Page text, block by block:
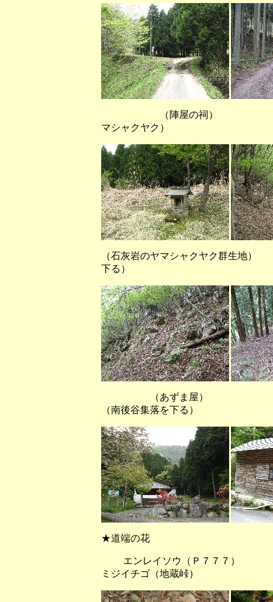
（陣屋の祠） （新緑の急
マシャクヤク）
（石灰岩のヤマシャクヤク群
下る）
（あずま屋） （
（南後谷集落を下る）
★道端の花
エンレイソウ（Ｐ７７７
ミジイチゴ（地蔵峠）